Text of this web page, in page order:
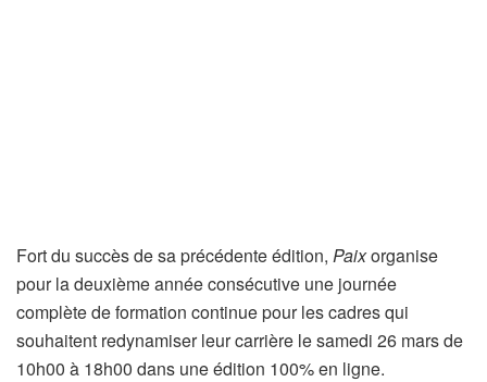
Fort du succès de sa précédente édition, Paixorganise
pour la deuxième année consécutive une journée
complète de formation continue pour les cadres qui
souhaitent redynamiser leur carrière le samedi 26 mars de
10h00 à 18h00 dans une édition 100% en ligne.